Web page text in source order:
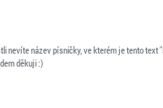
nevíte název písničky, ve kterém je tento text
děkuji :)